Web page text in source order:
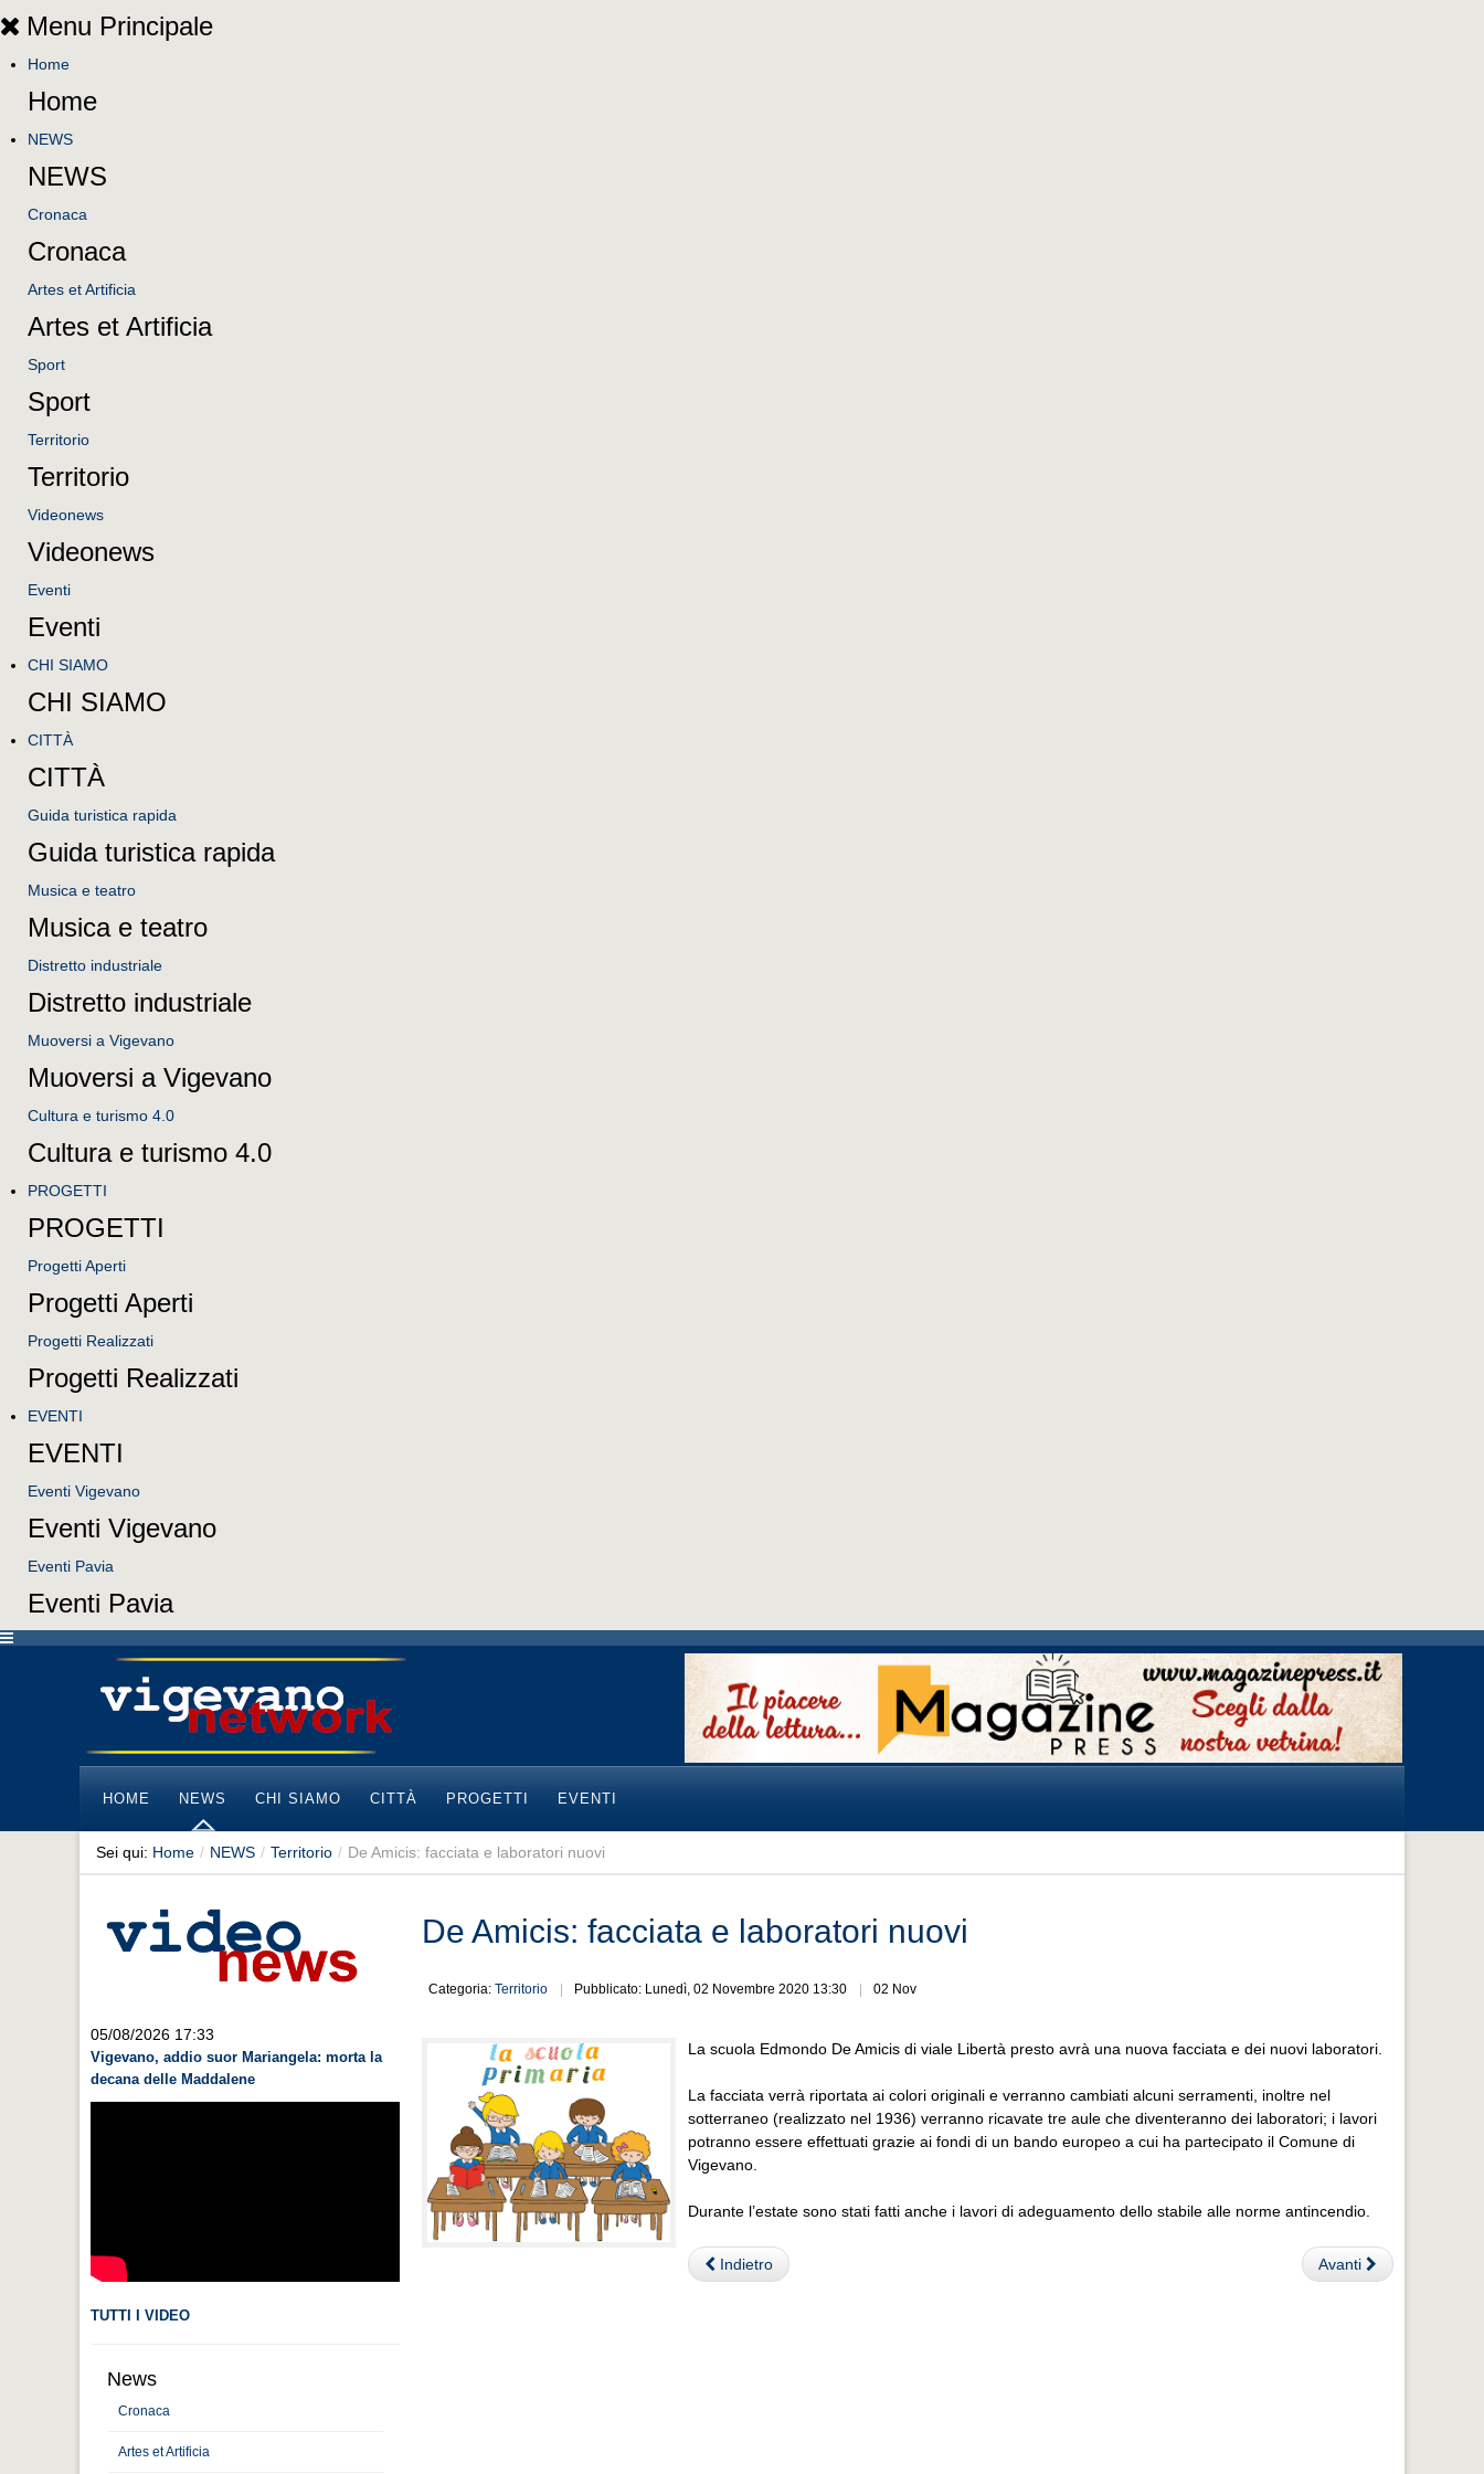
Menu Principale
Home
Home
NEWS
NEWS
Cronaca
Cronaca
Artes et Artificia
Artes et Artificia
Sport
Sport
Territorio
Territorio
Videonews
Videonews
Eventi
Eventi
CHI SIAMO
CHI SIAMO
CITTÀ
CITTÀ
Guida turistica rapida
Guida turistica rapida
Musica e teatro
Musica e teatro
Distretto industriale
Distretto industriale
Muoversi a Vigevano
Muoversi a Vigevano
Cultura e turismo 4.0
Cultura e turismo 4.0
PROGETTI
PROGETTI
Progetti Aperti
Progetti Aperti
Progetti Realizzati
Progetti Realizzati
EVENTI
EVENTI
Eventi Vigevano
Eventi Vigevano
Eventi Pavia
Eventi Pavia
HOME NEWS CHI SIAMO CITTÀ PROGETTI EVENTI
Sei qui: Home / NEWS / Territorio / De Amicis: facciata e laboratori nuovi
05/08/2026 17:33
Vigevano, addio suor Mariangela: morta la
decana delle Maddalene
TUTTI I VIDEO
News
Cronaca
Artes et Artificia
De Amicis: facciata e laboratori nuovi
Categoria: Territorio Pubblicato: Lunedì, 02 Novembre 2020 13:30 02 Nov
La scuola Edmondo De Amicis di viale Libertà presto avrà una nuova facciata e dei nuovi laboratori.
La facciata verrà riportata ai colori originali e verranno cambiati alcuni serramenti, inoltre nel
sotterraneo (realizzato nel 1936) verranno ricavate tre aule che diventeranno dei laboratori; i lavori
potranno essere effettuati grazie ai fondi di un bando europeo a cui ha partecipato il Comune di
Vigevano.
Durante l’estate sono stati fatti anche i lavori di adeguamento dello stabile alle norme antincendio.
Indietro Avanti